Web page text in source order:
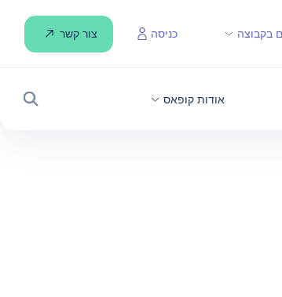
אודות קופאס
חיפוש
בקבוצה כניסה צור קשר